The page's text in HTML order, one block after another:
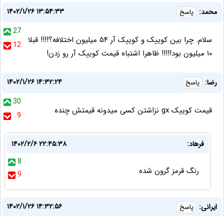
محمد: پاسخ
۱۴۰۲/۱/۲۶ ۱۳:۵۴:۳۳
27
12
سلام. چرا بین کوییک و کوییک آر ۵۴ میلیون اختلافه؟!!!! قبلا
۱۰ میلیون بود!!!!! ظاهرا اشتباه قیمت کوییک آر رو زدن!
رضا: پاسخ
۱۴۰۲/۱/۲۶ ۱۴:۳۲:۲۴
30
9
قیمت کوییک gx نزاشتن کسی میدونه قیمتش چنده
فرهاد:
۱۴۰۲/۲/۶ ۲۲:۴۵:۳۸
8
9
رنگ قرمز گرون شده
ایرانی: پاسخ
۱۴۰۲/۱/۲۶ ۱۴:۳۲:۵۶